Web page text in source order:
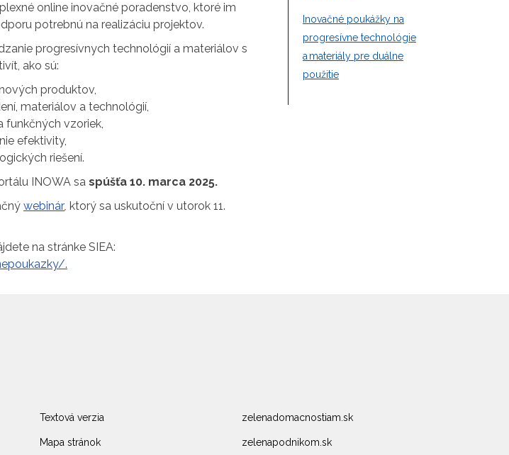
online inovačné poradenstvo, ktoré im
potrebnú na realizáciu projektov.
progresívnych technológií a materiálov s
ako sú:
produktov,
materiálov a technológií,
vzoriek,
efektivity,
riešení.
INOWA sa spúšťa 10. marca 2025.
webinár, ktorý sa uskutoční v utorok 11.
na stránke SIEA:
.
Inovačné poukážky na
progresívne technológie
a materiály pre duálne
použitie
Textová verzia
Mapa stránok
zelenadomacnostiam.sk
zelenapodnikom.sk